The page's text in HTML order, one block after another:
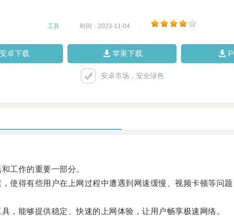
工具 时间：2023-11-04
安卓下载 苹果下载
安卓市场，安全绿色
工作的重要一部分。
得有些用户在上网过程中遭遇到网速缓慢、视频卡顿等问题
能够提供稳定、快速的上网体验，让用户畅享极速网络。